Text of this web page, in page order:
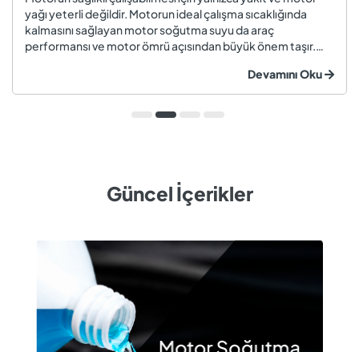
yağı yeterli değildir. Motorun ideal çalışma sıcaklığında
kalmasını sağlayan motor soğutma suyu da araç
performansı ve motor ömrü açısından büyük önem taşır.
değiştirilmeyen soğutma suyu; hararet, korozyon, motor
arızaları ve yüksek onarım ma...
Devamını Oku
Güncel İçerikler